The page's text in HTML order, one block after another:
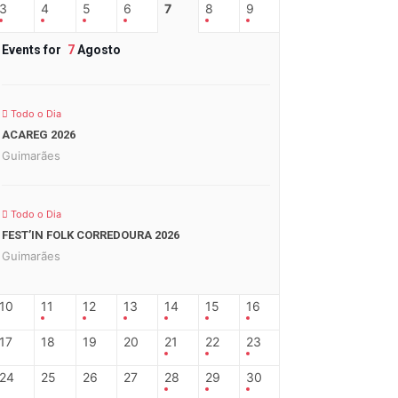
3 4 5 6 7 8 9
Events for 7Agosto
Todo o Dia
ACAREG 2026
Guimarães
Todo o Dia
FEST’IN FOLK CORREDOURA 2026
Guimarães
10 11 12 13 14 15 16
17 18 19 20 21 22 23
24 25 26 27 28 29 30